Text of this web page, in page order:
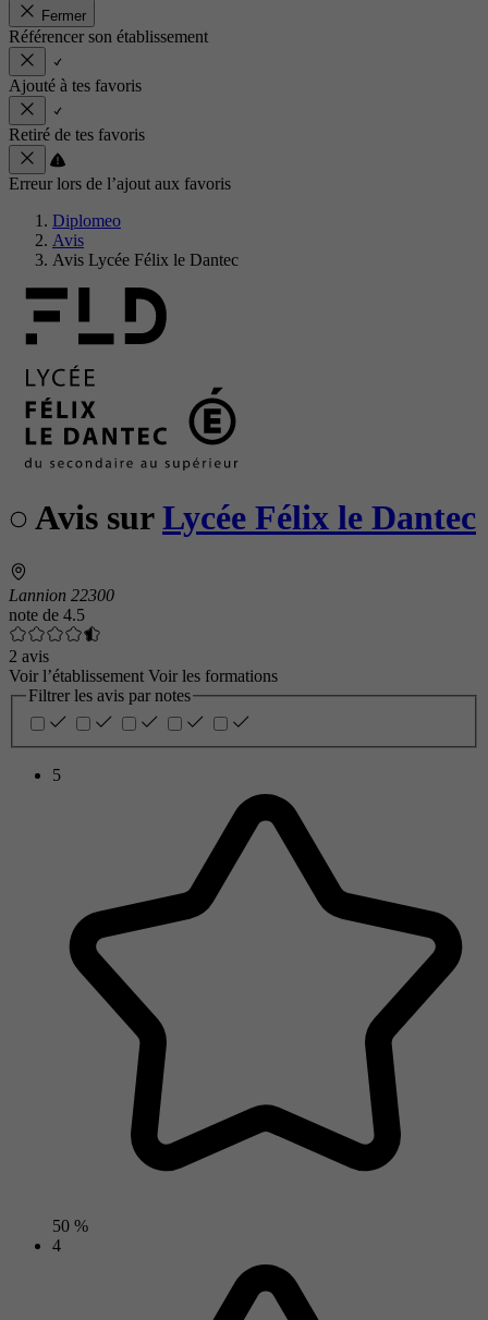
Fermer
Référencer son établissement
Ajouté à tes favoris
Retiré de tes favoris
Erreur lors de l’ajout aux favoris
Diplomeo
Avis
Avis Lycée Félix le Dantec
Avis surLycée Félix le Dantec
Lannion 22300
note de 4.5
2 avis
Voir l’établissement Voir les formations
Filtrer les avis par notes
5
50 %
4